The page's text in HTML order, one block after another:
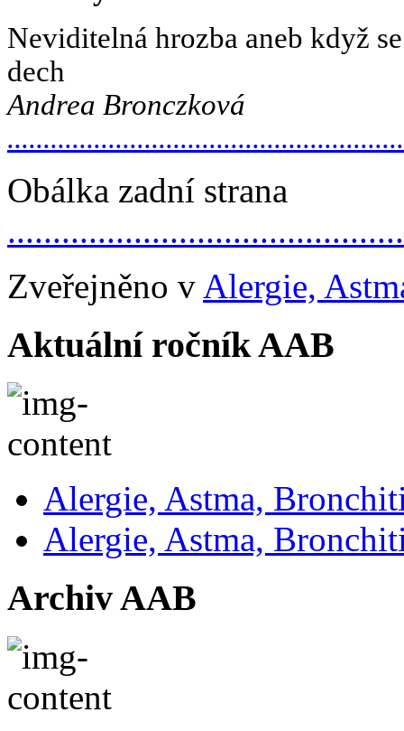
Neviditelná hrozba aneb když se
dech
Andrea Bronczková
Obálka zadní strana
Zveřejněno v Alergie,
Aktuální ročník AAB
Alergie, Astma,
Alergie, Astma,
Archiv AAB